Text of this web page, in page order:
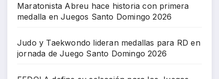
Maratonista Abreu hace historia con primera
medalla en Juegos Santo Domingo 2026
Judo y Taekwondo lideran medallas para RD en
jornada de Juego Santo Domingo 2026